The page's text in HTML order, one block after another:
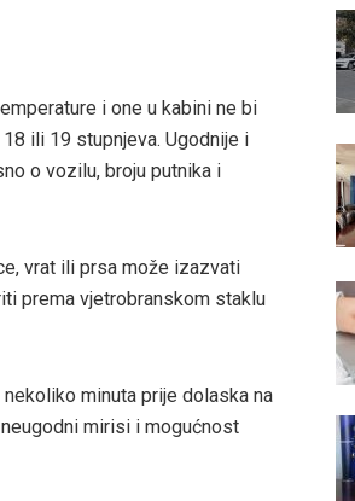
i one u kabini ne bi
ili 19 stupnjeva. Ugodnije i
o vozilu, broju putnika i
vrat ili prsa može izazvati
prema vjetrobranskom staklu
minuta prije dolaska na
mirisi i mogućnost